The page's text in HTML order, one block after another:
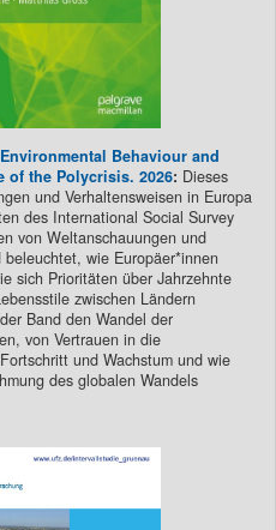
Behaviour and
of the Polycrisis. 2026: Dieses
und Verhaltensweisen in Europa
des International Social Survey
von Weltanschauungen und
wie Europäer*innen
sich Prioritäten über Jahrzehnte
zwischen Ländern
Band den Wandel der
von Vertrauen in die
und Wachstum und wie
des globalen Wandels